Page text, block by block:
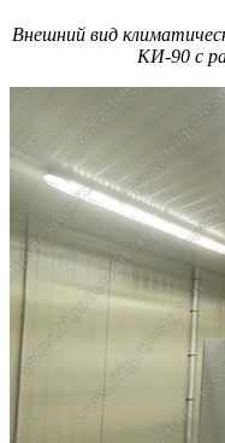
Внешний вид
КИ-90 с